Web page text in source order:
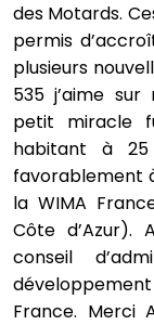
des Motards.
permis
plusieurs
535 j’aime
petit miracle
habitant à
favorablement
la WIMA
Côte d’Azur).
conseil
développement
France. Merci